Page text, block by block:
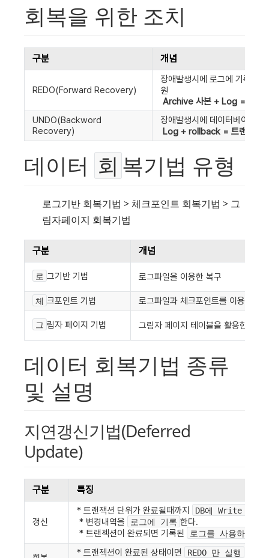
회복을 위한 조치
구분 개념
REDO(Forward Recovery)
장애발생시에 로그에 기록된
원
Archive 사본 + Log =
UNDO(Backword
Recovery)
장애발생시에 데이터베이스
Log + rollback = 트랜젝션
데이터 회 복기법 유형
로그기반 회복기법 > 체크포인트 회복기법 > 그
림자페이지 회복기법
구분 개념
로 그기반 기법 로그파일을 이용한 복구
체 크포인트 기법 로그파일과 체크포인트를 이용한 복
그 림자 페이지 기법 그림자 페이지 테이블을 활용한 복구
데이터 회복기법 종류
및 설명
지연갱신기법(Deferred
Update)
구분 특징
갱신
* 트랜잭션 단위가 완료될때까지 DB에 Write 연산
* 변경내역을 로그에 기록 한다.
* 트랜젝션이 완료되면 기록된
로그를 사용하여
* 트랜젝션이 완료된 상태이면 REDO 만 실행